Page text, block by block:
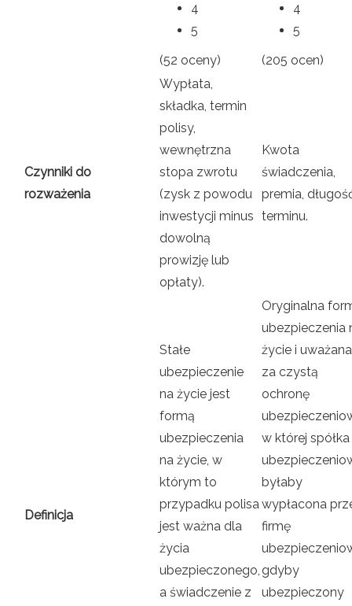
4
5
(52 oceny)
4
5
(205 ocen)
Czynniki do
rozważenia
Wypłata,
składka, termin
polisy,
wewnętrzna
stopa zwrotu
(zysk z powodu
inwestycji minus
dowolną
prowizję lub
opłaty).
Kwota
świadczenia,
premia,
terminu.
Definicja
Stałe
ubezpieczenie
na życie jest
formą
ubezpieczenia
na życie, w
którym to
przypadku polisa
jest ważna dla
życia
ubezpieczonego,
a świadczenie z
Oryginalna
ubezpieczenia
życie i uważana
za czystą
ochronę
w której spółka
byłaby
wypłacona
firmę
gdyby
ubezpieczony